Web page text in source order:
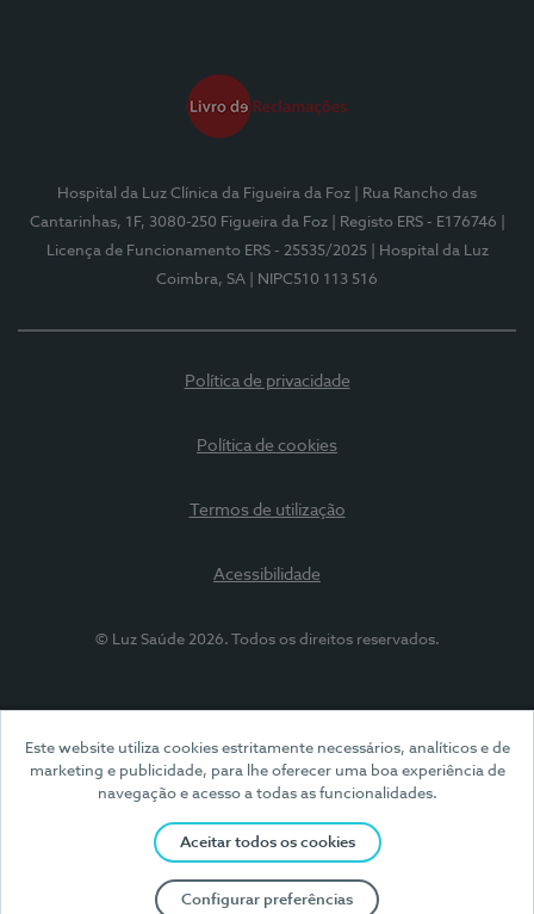
Este website utiliza cookies estritamente necessários, analíticos e de
marketing e publicidade, para lhe oferecer uma boa experiência de
navegação e acesso a todas as funcionalidades.
Aceitar todos os cookies
Configurar preferências
Hospital da Luz Clínica da Figueira da Foz
| Rua Rancho das
Cantarinhas, 1F, 3080-250 Figueira da Foz
| Registo ERS - E176746
Licença de Funcionamento ERS - 25535/2025
| Hospital da Luz
Coimbra, SA
| NIPC510 113 516
Política de privacidade
Política de cookies
Termos de utilização
Acessibilidade
© Luz Saúde 2026. Todos os direitos reservados.